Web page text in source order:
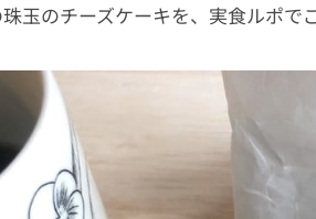
玉のチーズケーキを、実食ルポで